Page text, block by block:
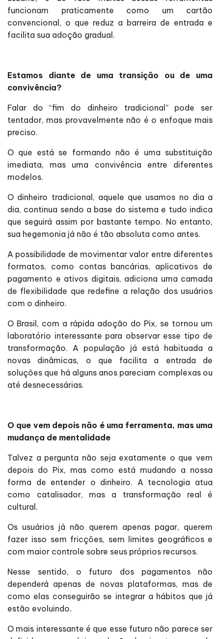
funcionam praticamente como um cartão
convencional, o que reduz a barreira de entrada e
facilita sua adoção gradual.
Estamos diante de uma transição ou de uma
convivência?
Falar do “fim do dinheiro tradicional” pode ser
tentador, mas provavelmente não é o enfoque mais
preciso.
O que está se formando não é uma substituição
imediata, mas uma convivência entre diferentes
modelos.
O dinheiro tradicional, aquele que usamos no dia a
dia, continua sendo a base do sistema e tudo indica
que seguirá assim por bastante tempo. No entanto,
sua hegemonia já não é tão absoluta como antes.
A possibilidade de movimentar valor entre diferentes
formatos, como contas bancárias, aplicativos de
pagamento e ativos digitais, adiciona uma camada
de flexibilidade que redefine a relação dos usuários
com o dinheiro.
O Brasil, com a rápida adoção do Pix, se tornou um
laboratório interessante para observar esse tipo de
transformação. A população já está habituada a
novas dinâmicas, o que facilita a entrada de
soluções que há alguns anos pareciam complexas ou
até desnecessárias.
O que vem depois não é uma ferramenta, mas uma
mudança de mentalidade
Talvez a pergunta não seja exatamente o que vem
depois do Pix, mas como está mudando a nossa
forma de entender o dinheiro. A tecnologia atua
como catalisador, mas a transformação real é
cultural.
Os usuários já não querem apenas pagar, querem
fazer isso sem fricções, sem limites geográficos e
com maior controle sobre seus próprios recursos.
Nesse sentido, o futuro dos pagamentos não
dependerá apenas de novas plataformas, mas de
como elas conseguirão se integrar a hábitos que já
estão evoluindo.
O mais interessante é que esse futuro não parece ser